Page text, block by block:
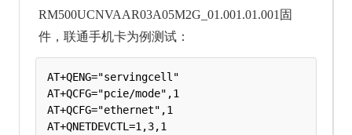
RM500UCNVAAR03A05M2G_01.001.01.001固
件，联通手机卡为例测试：
AT+QENG="servingcell"
AT+QCFG="pcie/mode",1
AT+QCFG="ethernet",1
AT+QNETDEVCTL=1,3,1